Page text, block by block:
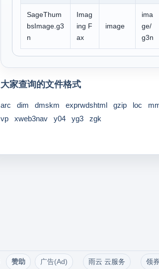
SageThum
bsImage.g3
n
Imag
ing F
ax
image
ima
ge/
g3n
大家查询的文件格式
arc dim dmskm exprwdshtml gzip loc
vp
xweb3nav y04 yg3 zgk
赞助 广告(Ad) 雨云 云服务 领